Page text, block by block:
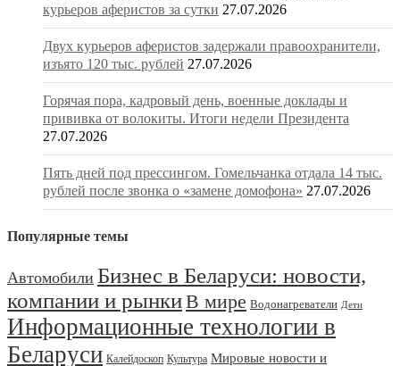
курьеров аферистов за сутки 27.07.2026
Двух курьеров аферистов задержали правоохранители,
изъято 120 тыс. рублей 27.07.2026
Горячая пора, кадровый день, военные доклады и
прививка от волокиты. Итоги недели Президента
27.07.2026
Пять дней под прессингом. Гомельчанка отдала 14 тыс.
рублей после звонка о «замене домофона» 27.07.2026
Популярные темы
Автомобили Бизнес в Беларуси: новости,
компании и рынкиВ мире Водонагреватели Дети
Информационные технологии в
Беларуси Калейдоскоп Культура Мировые новости и